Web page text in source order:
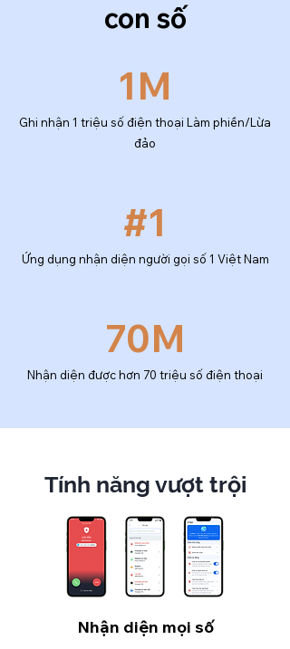
con số
1M
Ghi nhận 1 triệu số điện thoại Làm phiền/Lừa
đảo
#1
Ứng dụng nhận diện người gọi số 1 Việt Nam
70M
Nhận diện được hơn 70 triệu số điện thoại
Tính năng vượt trội
Nhận diện mọi số